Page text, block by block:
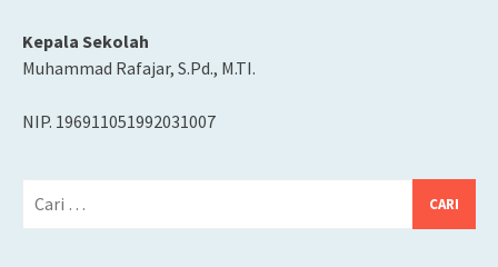
Kepala Sekolah
Muhammad Rafajar, S.Pd., M.TI.
NIP. 196911051992031007